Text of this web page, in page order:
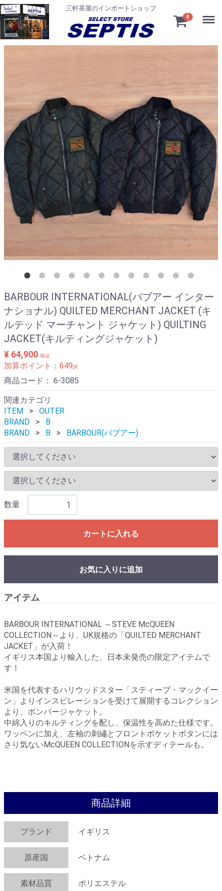
三軒茶屋のインポートショップ
0
BARBOUR INTERNATIONAL(バブアー インター
ナショナル) QUILTED MERCHANT JACKET (キ
ルテッド マーチャント ジャケット) QUILTING
JACKET(キルティングジャケット)
¥ 64,900 税込
加算ポイント： 649pt
商品コード： 6-3085
関連カテゴリ
ITEM
OUTER
BRAND
B
BRAND
B BARBOUR(バブアー)
数量
カートに入れる
お気に入りに追加
アイテム
BARBOUR INTERNATIONAL ～STEVE McQUEEN
COLLECTION～より、UK規格の「QUILTED MERCHANT
JACKET」が入荷！
イギリス本国より輸入した、日本未発売の限定アイテムで
す！
米国を代表するハリウッドスター「スティーブ・マックイー
ン」よりインスピレーションを受けて展開するコレクション
より、ボンバージャケット。
中綿入りのキルティングを配し、保温性を高めた仕様です。
ワッペンに加え、左袖の刺繡とフロントポケットボタンには
さり気ないMcQUEEN COLLECTIONを示すディテールも。
商品詳細
ブランド イギリス
原産国 ベトナム
素材品質 ポリエステル